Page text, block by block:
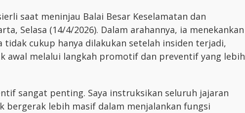
saat meninjau Balai Besar Keselamatan dan
Selasa (14/4/2026). Dalam arahannya, ia menekankan
tidak cukup hanya dilakukan setelah insiden terjadi,
awal melalui langkah promotif dan preventif yang lebih
sangat penting. Saya instruksikan seluruh jajaran
bergerak lebih masif dalam menjalankan fungsi